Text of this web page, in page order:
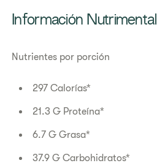
Información Nutrimental
Nutrientes por porción
297 Calorías*
21.3 G Proteína*
6.7 G Grasa*
37.9 G Carbohidratos*